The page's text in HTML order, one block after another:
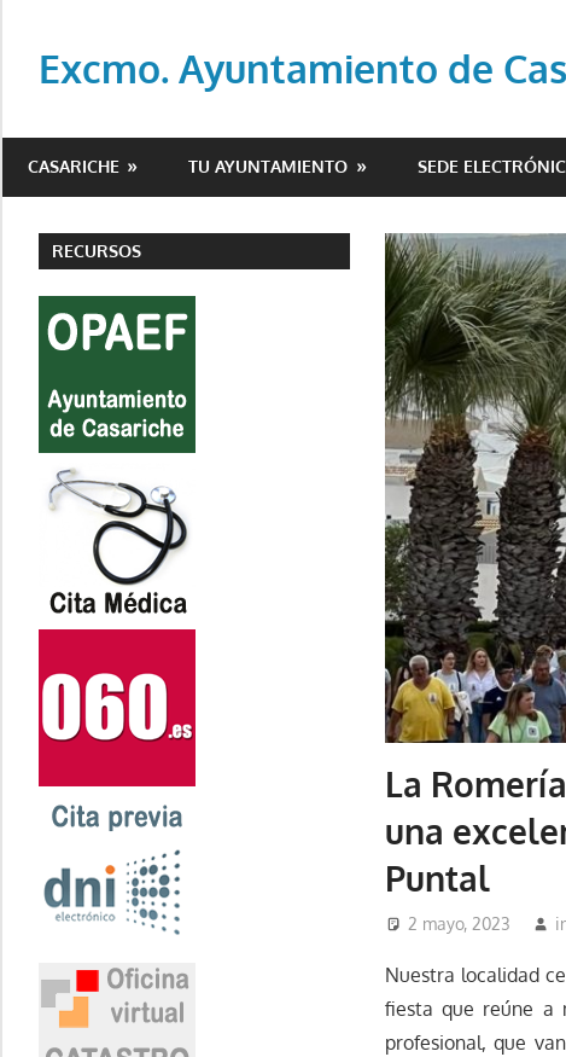
contenido
Excmo. Ayuntamiento de
del
de
Casariche
CASARICHE TU AYUNTAMIENTO SEDE
La
una
Puntal
2 mayo, 2023
Nuestra localidad
fiesta que reúne a
profesional, que
RECURSOS